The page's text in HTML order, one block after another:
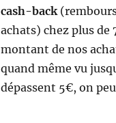
cash-back
achats) chez plus de
montant de nos
quand même vu
dépassent 5€, on